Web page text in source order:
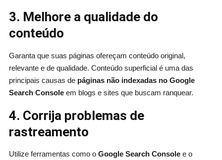
3. Melhore a qualidade do
conteúdo
Garanta que suas páginas ofereçam conteúdo original,
relevante e de qualidade. Conteúdo superficial é uma das
principais causas de páginas não indexadas no Google
Search Consoleem blogs e sites que buscam ranquear.
4. Corrija problemas de
rastreamento
Utilize ferramentas como o Google Search Consolee o